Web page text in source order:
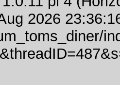
2026